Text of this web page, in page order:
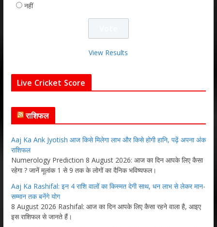
नहीं
View Results
Live Cricket Score
राशिफल
Aaj Ka Ank Jyotish आज किसे मिलेगा लाभ और किसे होगी हानि, पढ़ें अपना अंक
राशिफल
Numerology Prediction 8 August 2026: आज का दिन आपके लिए कैसा
रहेगा ? जानें मूलांक 1 से 9 तक के लोगों का दैनिक भविष्यफल।
Aaj Ka Rashifal: इन 4 राशि वालों का किस्मत देगी साथ, धन लाभ से लेकर मान-
सम्मान तक बनेंगे योग
8 August 2026 Rashifal: आज का दिन आपके लिए कैसा रहने वाला है, आइए
इस राशिफल से जानते हैं।